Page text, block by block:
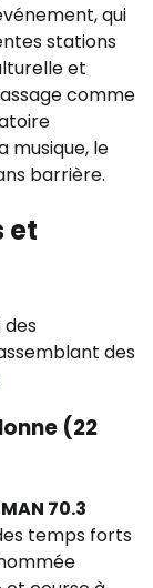
qui
stations
et
comme
musique, le
barrière.
et
des
des
(22
70.3
temps forts